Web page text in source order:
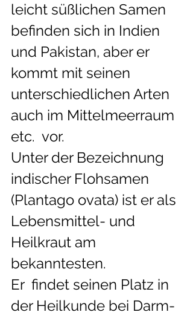
leicht süßlichen Samen
befinden sich in Indien
und Pakistan, aber er
kommt mit seinen
unterschiedlichen Arten
auch im Mittelmeerraum
etc.  vor.
Unter der Bezeichnung
indischer Flohsamen
(Plantago ovata) ist er als
Lebensmittel- und
Heilkraut am
bekanntesten.
Er  findet seinen Platz in
der Heilkunde bei Darm-